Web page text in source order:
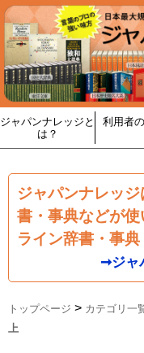
ジャパンナレッジと
は？
利用者
ジャパンナレッ
書・事典などが
ライン辞書・事典
➞ジャ
トップページ > カテゴリ一
上